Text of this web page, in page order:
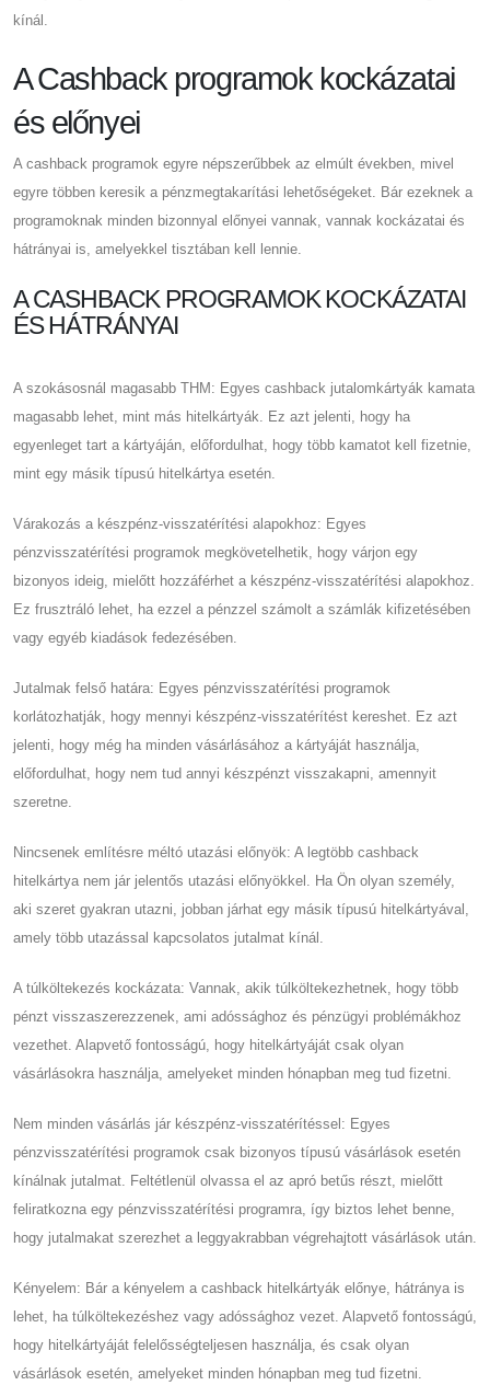
kínál.
A Cashback programok kockázatai
és előnyei
A cashback programok egyre népszerűbbek az elmúlt években, mivel
egyre többen keresik a pénzmegtakarítási lehetőségeket. Bár ezeknek a
programoknak minden bizonnyal előnyei vannak, vannak kockázatai és
hátrányai is, amelyekkel tisztában kell lennie.
A CASHBACK PROGRAMOK KOCKÁZATAI
ÉS HÁTRÁNYAI
A szokásosnál magasabb THM: Egyes cashback jutalomkártyák kamata
magasabb lehet, mint más hitelkártyák. Ez azt jelenti, hogy ha
egyenleget tart a kártyáján, előfordulhat, hogy több kamatot kell fizetnie,
mint egy másik típusú hitelkártya esetén.
Várakozás a készpénz-visszatérítési alapokhoz: Egyes
pénzvisszatérítési programok megkövetelhetik, hogy várjon egy
bizonyos ideig, mielőtt hozzáférhet a készpénz-visszatérítési alapokhoz.
Ez frusztráló lehet, ha ezzel a pénzzel számolt a számlák kifizetésében
vagy egyéb kiadások fedezésében.
Jutalmak felső határa: Egyes pénzvisszatérítési programok
korlátozhatják, hogy mennyi készpénz-visszatérítést kereshet. Ez azt
jelenti, hogy még ha minden vásárlásához a kártyáját használja,
előfordulhat, hogy nem tud annyi készpénzt visszakapni, amennyit
szeretne.
Nincsenek említésre méltó utazási előnyök: A legtöbb cashback
hitelkártya nem jár jelentős utazási előnyökkel. Ha Ön olyan személy,
aki szeret gyakran utazni, jobban járhat egy másik típusú hitelkártyával,
amely több utazással kapcsolatos jutalmat kínál.
A túlköltekezés kockázata: Vannak, akik túlköltekezhetnek, hogy több
pénzt visszaszerezzenek, ami adóssághoz és pénzügyi problémákhoz
vezethet. Alapvető fontosságú, hogy hitelkártyáját csak olyan
vásárlásokra használja, amelyeket minden hónapban meg tud fizetni.
Nem minden vásárlás jár készpénz-visszatérítéssel: Egyes
pénzvisszatérítési programok csak bizonyos típusú vásárlások esetén
kínálnak jutalmat. Feltétlenül olvassa el az apró betűs részt, mielőtt
feliratkozna egy pénzvisszatérítési programra, így biztos lehet benne,
hogy jutalmakat szerezhet a leggyakrabban végrehajtott vásárlások után.
Kényelem: Bár a kényelem a cashback hitelkártyák előnye, hátránya is
lehet, ha túlköltekezéshez vagy adóssághoz vezet. Alapvető fontosságú,
hogy hitelkártyáját felelősségteljesen használja, és csak olyan
vásárlások esetén, amelyeket minden hónapban meg tud fizetni.